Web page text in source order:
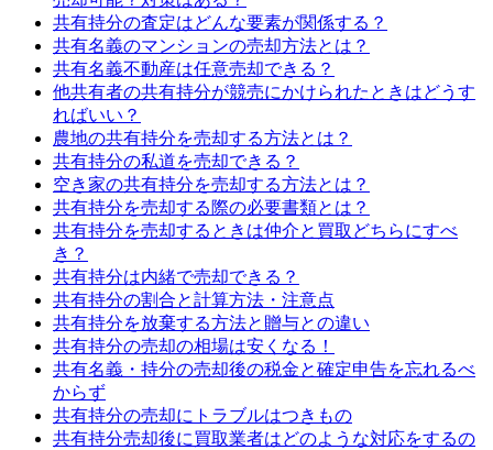
共有持分の査定はどんな要素が関係する？
共有名義のマンションの売却方法とは？
共有名義不動産は任意売却できる？
他共有者の共有持分が競売にかけられたときはどうす
ればいい？
農地の共有持分を売却する方法とは？
共有持分の私道を売却できる？
空き家の共有持分を売却する方法とは？
共有持分を売却する際の必要書類とは？
共有持分を売却するときは仲介と買取どちらにすべ
き？
共有持分は内緒で売却できる？
共有持分の割合と計算方法・注意点
共有持分を放棄する方法と贈与との違い
共有持分の売却の相場は安くなる！
共有名義・持分の売却後の税金と確定申告を忘れるべ
からず
共有持分の売却にトラブルはつきもの
共有持分売却後に買取業者はどのような対応をするの